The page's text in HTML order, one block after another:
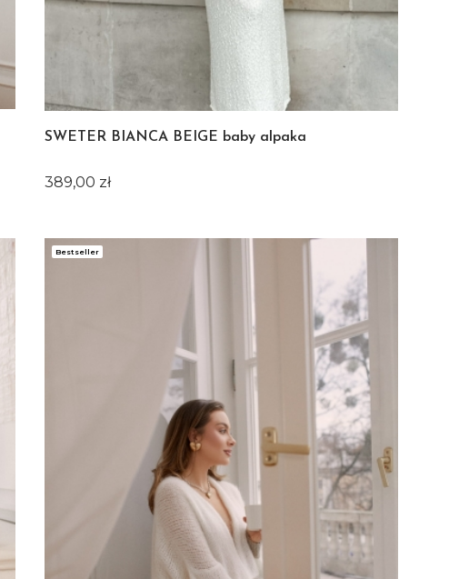
SWETER BIANCA BEIGE baby alpaka
Cena
389,00 zł
Bestseller